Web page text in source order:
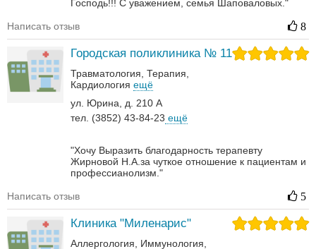
Господь!!! С уважением, семья Шаповаловых."
Написать отзыв 8
Городская поликлиника № 11
Травматология Терапия
Кардиология ещё
ул. Юрина, д. 210 А
тел. (3852) 43-84-23 ещё
"Хочу Выразить благодарность терапевту
Жирновой Н.А.за чуткое отношение к пациентам и
профессианолизм."
Написать отзыв 5
Клиника "Миленарис"
Аллергология
Иммунология